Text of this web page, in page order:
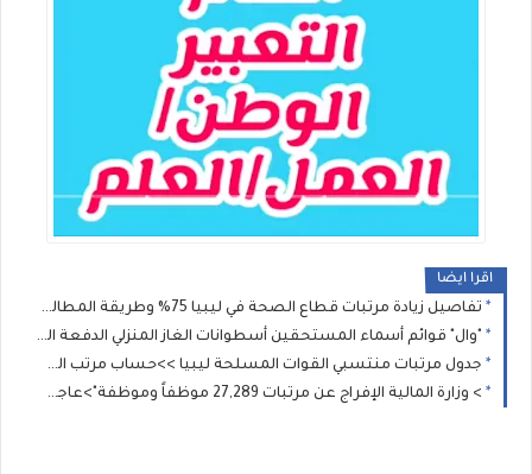
اقرا ايضا
تفاصيل زيادة مرتبات قطاع الصحة في ليبيا 75% وطريقة المطالبة بالفروقات المالية المتبقية عن طريق وزارة الصحة الليبية؟
"وال" قوائم أسماء المستحقين أسطوانات الغاز المنزلي الدفعة الجديدة: الشروط ورابط طباعة الإيصال للمسجلين (2021، 2025، و2026)
جدول مرتبات منتسبي القوات المسلحة ليبيا >>حساب مرتب العسكري بعد الزيادة بناءً على الرتبة وسنوات الخدمة
> وزارة المالية الإفراج عن مرتبات 27,289 موظفاً وموظفة">عاجل | موعد صرف مرتبات شهر يوليو (7) عبر منظومة "راتبك لحظي" >> وزارة المالية الإفراج عن مرتبات 27,289 موظفاً وموظفة